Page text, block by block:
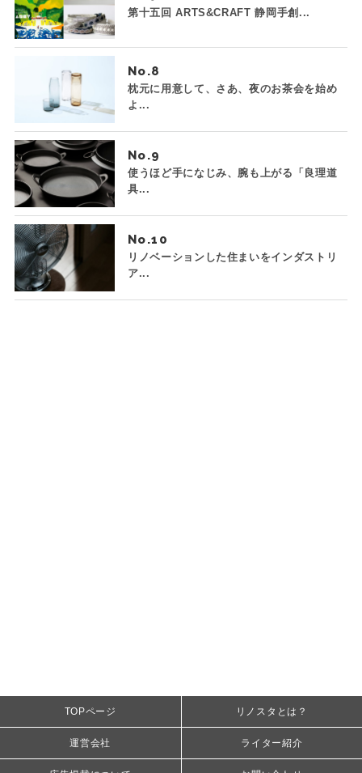
第十五回 ARTS&CRAFT 静岡手創...
No.
枕元に用意して、さあ、夜のお茶会を始め
よ...
No.
使うほど手になじみ、腕も上がる「良理道
具...
No.
リノベーションした住まいをインダストリ
ア...
TOPページ リノスタとは？
運営会社 ライター紹介